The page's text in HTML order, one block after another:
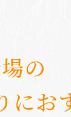
の
お